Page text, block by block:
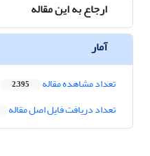
ارجاع به این مقاله
آمار
تعداد مشاهده مقاله 2,395
تعداد دریافت فایل اصل مقاله